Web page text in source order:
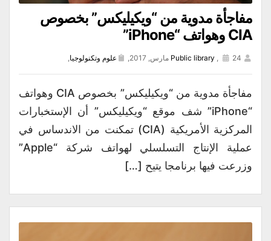
مفاجأة مدوية من “ويكيليكس” بخصوص
CIA وهواتف “iPhone”
Public library , 24 مارس, 2017, علوم وتكنولوجيا,
مفاجأة مدوية من “ويكيليكس” بخصوص CIA وهواتف
“iPhone” شف موقع “ويكيليكس” أن الإستخبارات
المركزية الأمريكية (CIA) تمكنت من الاندساس في
عملية الإنتاج التسلسلي لهواتف شركة “Apple”
وزرعت فيها برنامجا يتيح […]